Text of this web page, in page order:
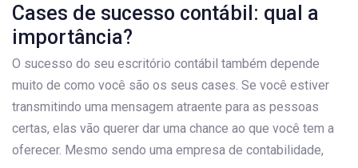
Cases de sucesso contábil: qual a
importância?
O sucesso do seu escritório contábil também depende
muito de como você são os seus cases. Se você estiver
transmitindo uma mensagem atraente para as pessoas
certas, elas vão querer dar uma chance ao que você tem a
oferecer. Mesmo sendo uma empresa de contabilidade,